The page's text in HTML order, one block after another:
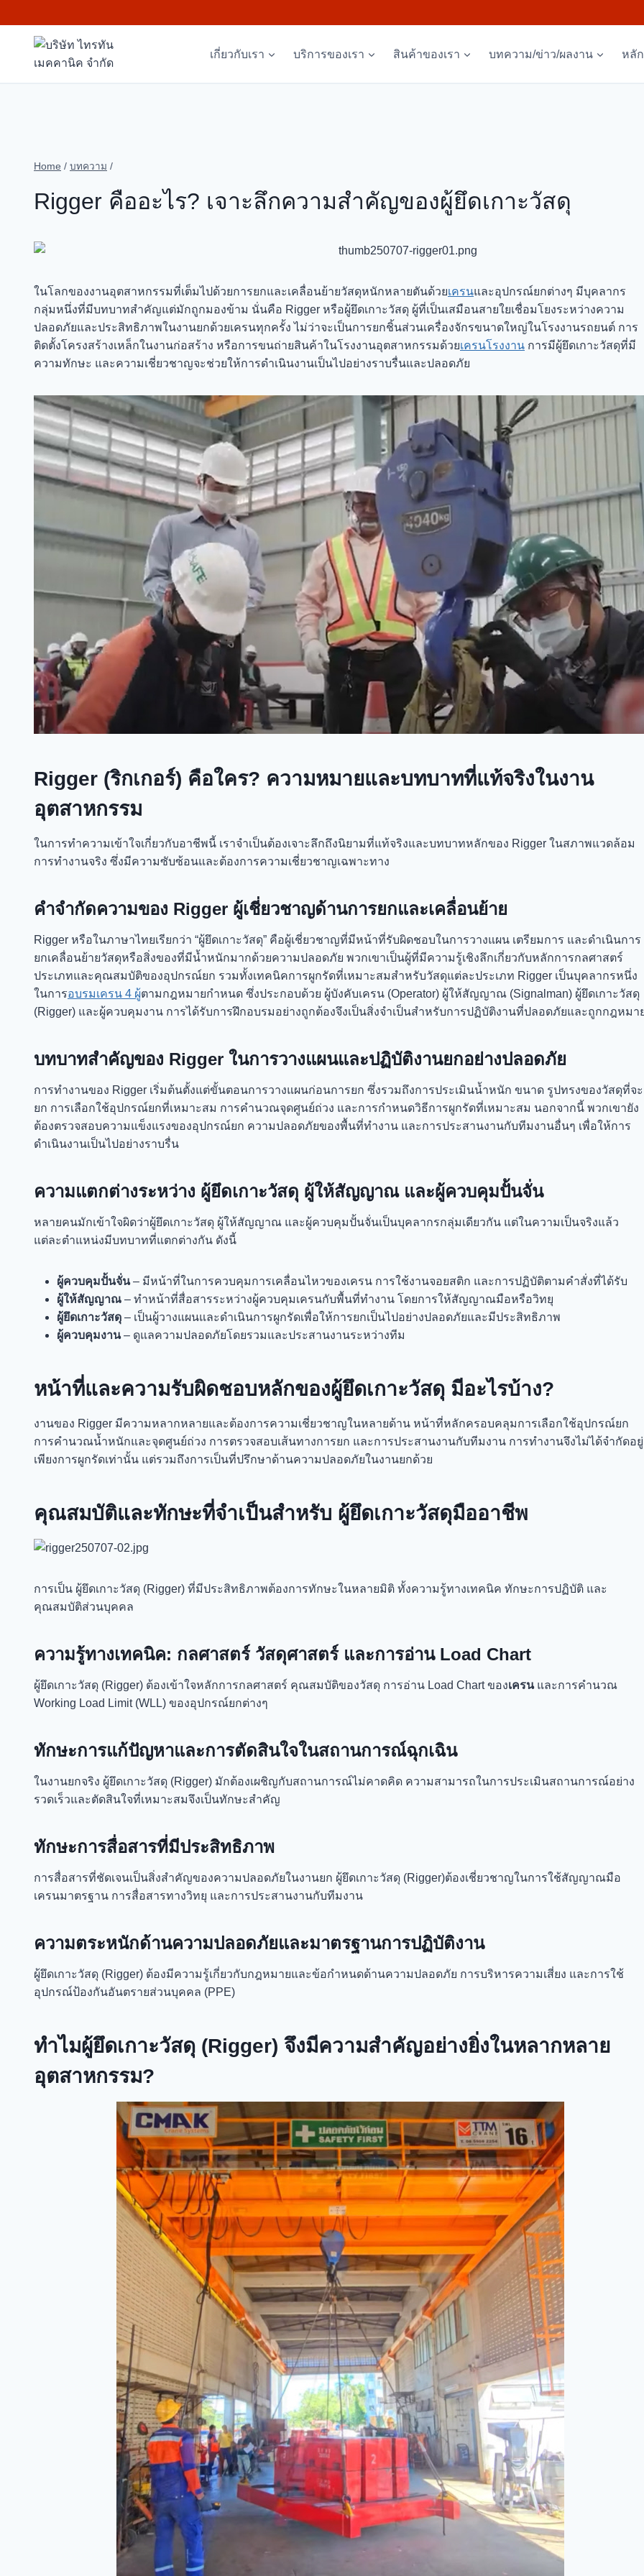
to
content
เกี่ยวกับเรา บริการของเรา สินค้าของเรา บทความ/ข่าว/ผลงาน หลั
Home / บทความ /
Rigger คืออะไร? เจาะลึกความสำคัญของผู้ยึดเกาะวัสดุ
ในโลกของงานอุตสาหกรรมที่เต็มไปด้วยการยกและเคลื่อนย้ายวัสดุหนักหลายตันด้วยเครนและอุปกรณ์ยกต่างๆ มีบุคลากร
กลุ่มหนึ่งที่มีบทบาทสำคัญแต่มักถูกมองข้าม นั่นคือ Rigger หรือผู้ยึดเกาะวัสดุ ผู้ที่เป็นเสมือนสายใยเชื่อมโยงระหว่างความ
ปลอดภัยและประสิทธิภาพในงานยกด้วยเครนทุกครั้ง ไม่ว่าจะเป็นการยกชิ้นส่วนเครื่องจักรขนาดใหญ่ในโรงงานรถยนต์ การ
ติดตั้งโครงสร้างเหล็กในงานก่อสร้าง หรือการขนถ่ายสินค้าในโรงงานอุตสาหกรรมด้วยเครนโรงงาน การมีผู้ยึดเกาะวัสดุที่มี
ความทักษะ และความเชี่ยวชาญจะช่วยให้การดำเนินงานเป็นไปอย่างราบรื่นและปลอดภัย
Rigger (ริกเกอร์) คือใคร? ความหมายและบทบาทที่แท้จริงในงาน
อุตสาหกรรม
ในการทำความเข้าใจเกี่ยวกับอาชีพนี้ เราจำเป็นต้องเจาะลึกถึงนิยามที่แท้จริงและบทบาทหลักของ Rigger ในสภาพแวดล้อม
การทำงานจริง ซึ่งมีความซับซ้อนและต้องการความเชี่ยวชาญเฉพาะทาง
คำจำกัดความของ Rigger ผู้เชี่ยวชาญด้านการยกและเคลื่อนย้าย
Rigger หรือในภาษาไทยเรียกว่า “ผู้ยึดเกาะวัสดุ” คือผู้เชี่ยวชาญที่มีหน้าที่รับผิดชอบในการวางแผน เตรียมการ และดำเนินการ
ยกเคลื่อนย้ายวัสดุหรือสิ่งของที่มีน้ำหนักมากด้วยความปลอดภัย พวกเขาเป็นผู้ที่มีความรู้เชิงลึกเกี่ยวกับหลักการกลศาสตร์
ประเภทและคุณสมบัติของอุปกรณ์ยก รวมทั้งเทคนิคการผูกรัดที่เหมาะสมสำหรับวัสดุแต่ละประเภท Rigger เป็นบุคลากรหนึ่ง
ในการอบรมเครน 4 ผู้ตามกฎหมายกำหนด ซึ่งประกอบด้วย ผู้บังคับเครน (Operator) ผู้ให้สัญญาณ (Signalman) ผู้ยึดเกาะวัสดุ
(Rigger) และผู้ควบคุมงาน การได้รับการฝึกอบรมอย่างถูกต้องจึงเป็นสิ่งจำเป็นสำหรับการปฏิบัติงานที่ปลอดภัยและถูกกฎหมา
บทบาทสำคัญของ Rigger ในการวางแผนและปฏิบัติงานยกอย่างปลอดภัย
การทำงานของ Rigger เริ่มต้นตั้งแต่ขั้นตอนการวางแผนก่อนการยก ซึ่งรวมถึงการประเมินน้ำหนัก ขนาด รูปทรงของวัสดุที่จะ
ยก การเลือกใช้อุปกรณ์ยกที่เหมาะสม การคำนวณจุดศูนย์ถ่วง และการกำหนดวิธีการผูกรัดที่เหมาะสม นอกจากนี้ พวกเขายัง
ต้องตรวจสอบความแข็งแรงของอุปกรณ์ยก ความปลอดภัยของพื้นที่ทำงาน และการประสานงานกับทีมงานอื่นๆ เพื่อให้การ
ดำเนินงานเป็นไปอย่างราบรื่น
ความแตกต่างระหว่าง ผู้ยึดเกาะวัสดุ ผู้ให้สัญญาณ และผู้ควบคุมปั้นจั่น
หลายคนมักเข้าใจผิดว่าผู้ยึดเกาะวัสดุ ผู้ให้สัญญาณ และผู้ควบคุมปั้นจั่นเป็นบุคลากรกลุ่มเดียวกัน แต่ในความเป็นจริงแล้ว
แต่ละตำแหน่งมีบทบาทที่แตกต่างกัน ดังนี้
ผู้ควบคุมปั้นจั่น– มีหน้าที่ในการควบคุมการเคลื่อนไหวของเครน การใช้งานจอยสติก และการปฏิบัติตามคำสั่งที่ได้รับ
ผู้ให้สัญญาณ – ทำหน้าที่สื่อสารระหว่างผู้ควบคุมเครนกับพื้นที่ทำงาน โดยการให้สัญญาณมือหรือวิทยุ
ผู้ยึดเกาะวัสดุ – เป็นผู้วางแผนและดำเนินการผูกรัดเพื่อให้การยกเป็นไปอย่างปลอดภัยและมีประสิทธิภาพ
ผู้ควบคุมงาน– ดูแลความปลอดภัยโดยรวมและประสานงานระหว่างทีม
หน้าที่และความรับผิดชอบหลักของผู้ยึดเกาะวัสดุ มีอะไรบ้าง?
งานของ Rigger มีความหลากหลายและต้องการความเชี่ยวชาญในหลายด้าน หน้าที่หลักครอบคลุมการเลือกใช้อุปกรณ์ยก
การคำนวณน้ำหนักและจุดศูนย์ถ่วง การตรวจสอบเส้นทางการยก และการประสานงานกับทีมงาน การทำงานจึงไม่ได้จำกัดอยู่
เพียงการผูกรัดเท่านั้น แต่รวมถึงการเป็นที่ปรึกษาด้านความปลอดภัยในงานยกด้วย
คุณสมบัติและทักษะที่จำเป็นสำหรับ ผู้ยึดเกาะวัสดุมืออาชีพ
การเป็น ผู้ยึดเกาะวัสดุ (Rigger) ที่มีประสิทธิภาพต้องการทักษะในหลายมิติ ทั้งความรู้ทางเทคนิค ทักษะการปฏิบัติ และ
คุณสมบัติส่วนบุคคล
ความรู้ทางเทคนิค: กลศาสตร์ วัสดุศาสตร์ และการอ่าน Load Chart
ผู้ยึดเกาะวัสดุ (Rigger) ต้องเข้าใจหลักการกลศาสตร์ คุณสมบัติของวัสดุ การอ่าน Load Chart ของเครนและการคำนวณ
Working Load Limit (WLL) ของอุปกรณ์ยกต่างๆ
ทักษะการแก้ปัญหาและการตัดสินใจในสถานการณ์ฉุกเฉิน
ในงานยกจริง ผู้ยึดเกาะวัสดุ (Rigger) มักต้องเผชิญกับสถานการณ์ไม่คาดคิด ความสามารถในการประเมินสถานการณ์อย่าง
รวดเร็วและตัดสินใจที่เหมาะสมจึงเป็นทักษะสำคัญ
ทักษะการสื่อสารที่มีประสิทธิภาพ
การสื่อสารที่ชัดเจนเป็นสิ่งสำคัญของความปลอดภัยในงานยก ผู้ยึดเกาะวัสดุ (Rigger)ต้องเชี่ยวชาญในการใช้สัญญาณมือ
เครนมาตรฐาน การสื่อสารทางวิทยุ และการประสานงานกับทีมงาน
ความตระหนักด้านความปลอดภัยและมาตรฐานการปฏิบัติงาน
ผู้ยึดเกาะวัสดุ (Rigger) ต้องมีความรู้เกี่ยวกับกฎหมายและข้อกำหนดด้านความปลอดภัย การบริหารความเสี่ยง และการใช้
อุปกรณ์ป้องกันอันตรายส่วนบุคคล (PPE)
ทำไมผู้ยึดเกาะวัสดุ (Rigger) จึงมีความสำคัญอย่างยิ่งในหลากหลาย
อุตสาหกรรม?